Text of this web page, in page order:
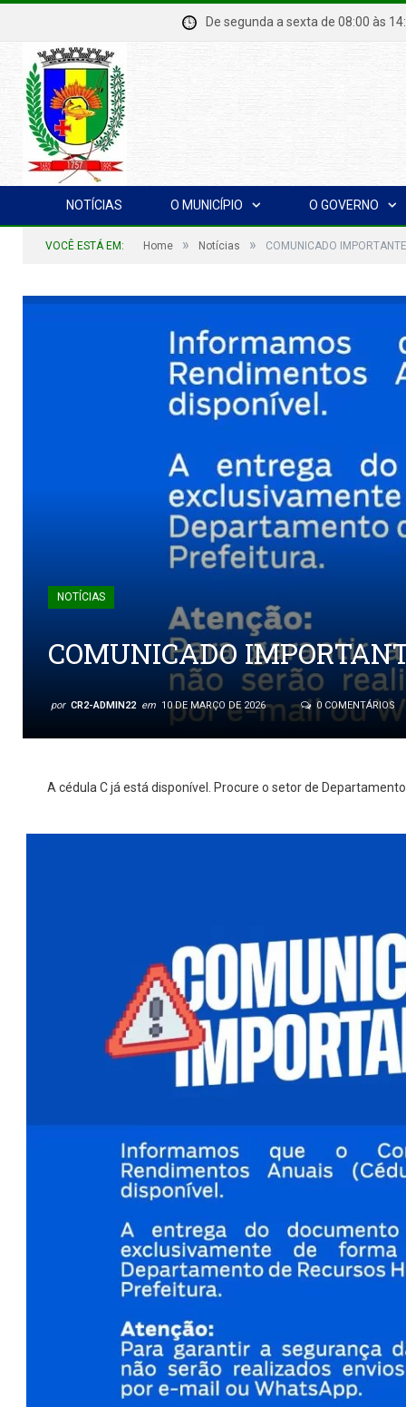
De segunda a sexta de 08:00
NOTÍCIAS O MUNICÍPIO O GOVERNO
VOCÊ ESTÁ EM: Home » Notícias » COMUNICADO
NOTÍCIAS
COMUNICADO
por CR2-ADMIN22 em 10 DE MARÇO DE 2026 0 COMENTÁRIOS
A cédula C já está disponível. Procure o setor de